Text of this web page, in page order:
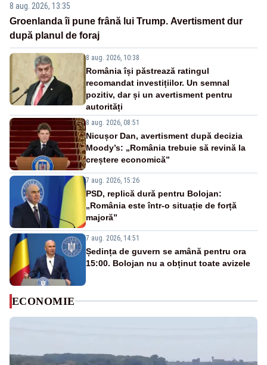
8 aug. 2026, 13:35
Groenlanda îi pune frână lui Trump. Avertisment dur
după planul de foraj
8 aug. 2026, 10:38
România își păstrează ratingul
recomandat investițiilor. Un semnal
pozitiv, dar și un avertisment pentru
autorități
8 aug. 2026, 08:51
Nicușor Dan, avertisment după decizia
Moody’s: „România trebuie să revină la
creștere economică”
7 aug. 2026, 15:26
PSD, replică dură pentru Bolojan:
„România este într-o situație de forță
majoră”
7 aug. 2026, 14:51
Ședința de guvern se amână pentru ora
15:00. Bolojan nu a obținut toate avizele
ECONOMIE